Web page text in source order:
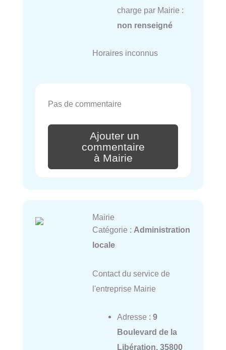
charge par Mairie :
non renseigné
Horaires inconnus
Pas de commentaire
Ajouter un
commentaire
à Mairie
Mairie
Catégorie : Administration
locale
Contact du service de
l'entreprise Mairie
Adresse : 9
Boulevard de la
Libération, 35800